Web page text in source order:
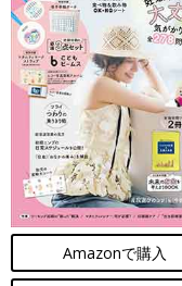
Amazonで購入